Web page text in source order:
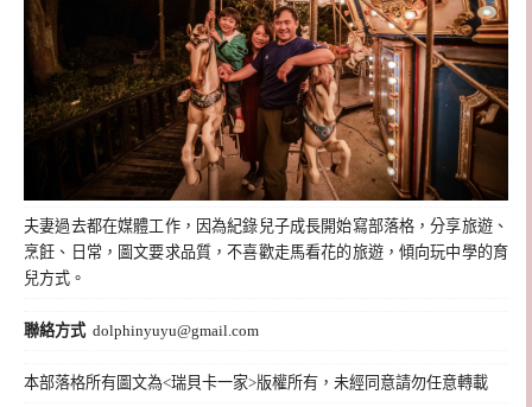
夫妻過去都在媒體工作，因為紀錄兒子成長開始寫部落格，分享旅遊、
烹飪、日常，圖文要求品質，不喜歡走馬看花的旅遊，傾向玩中學的育
兒方式。
聯絡方式 dolphinyuyu@gmail.com
本部落格所有圖文為<瑞貝卡一家>版權所有，未經同意請勿任意轉載